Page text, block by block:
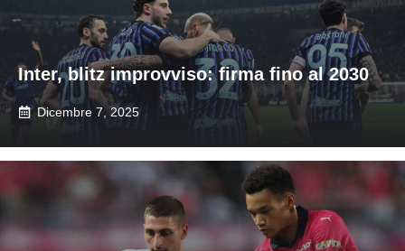
Inter, blitz improvviso: firma fino al 2030
Dicembre 7, 2025